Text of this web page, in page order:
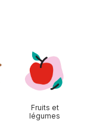
Fruits et
légumes